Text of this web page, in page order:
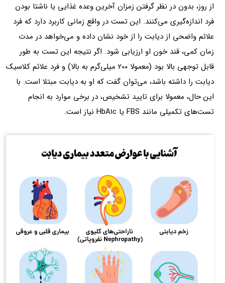
از روز، بدون در نظر گرفتن زمزان آخرین وعده غذایی یا ناشتا بودن
فرد اندازه‌گیری می‌کنند. این تست در واقع زمانی کاربرد دارد که فرد
علائم واضحی از دیابت را از خود نشان داده و می‌خواهد در مدت
زمان کمی، قند خون او ارزیابی شود. اگر نتیجه این تست به طور
قابل توجهی بالا بود (معمولا 200 میلی‌گرم به بالا) و فرد علائم کلاسیک
دیابت را داشته باشد، می‌توان گفت که او به دیابت مبتلا است. با
این حال، معمولا برای تایید تشخیص، در برخی موارد به انجام
تست‌های تکمیلی مانند FBS یا HbA1c نیاز است.